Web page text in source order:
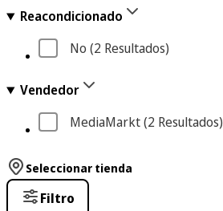
Reacondicionado
No (2 Resultados)
Vendedor
MediaMarkt (2 Resultados)
Seleccionar tienda
Filtro